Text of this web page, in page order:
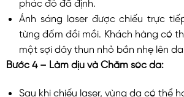
Ánh sáng laser được chiếu trực
từng đốm đồi mồi. Khách hàng có
một sợi dây thun nhỏ bắn nhẹ lên da.
Bước 4 – Làm dịu và Chăm sóc da:
Sau khi chiếu laser, vùng da có thể